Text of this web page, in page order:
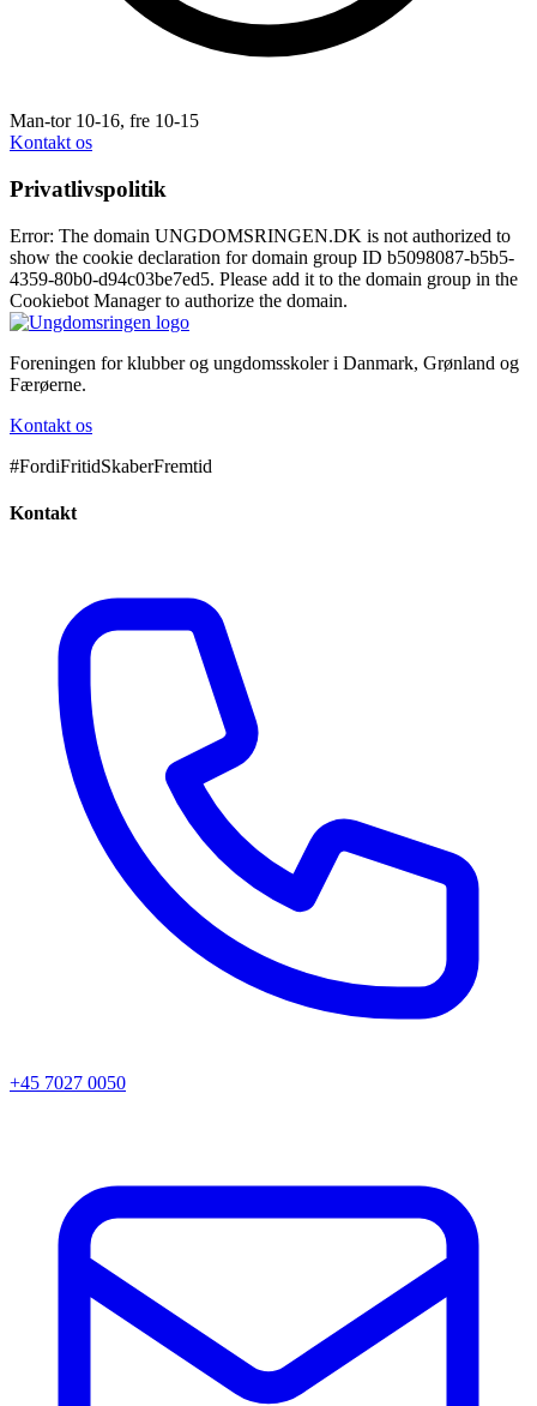
Man-tor 10-16, fre 10-15
Kontakt os
Privatlivspolitik
Error: The domain UNGDOMSRINGEN.DK is not authorized to
show the cookie declaration for domain group ID b5098087-b5b5-
4359-80b0-d94c03be7ed5. Please add it to the domain group in the
Cookiebot Manager to authorize the domain.
Foreningen for klubber og ungdomsskoler i Danmark, Grønland og
Færøerne.
Kontakt os
#FordiFritidSkaberFremtid
Kontakt
+45 7027 0050